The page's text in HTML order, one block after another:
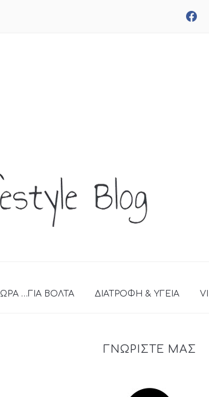
ΩΡΑ …ΓΙΑ ΒΟΛΤΑ ΔΙΑΤΡΟΦΗ & ΥΓΕΙΑ
ΓΝΩΡΙΣΤΕ ΜΑΣ